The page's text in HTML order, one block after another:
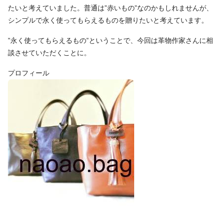
たいと考えていました。普通は”赤いもの”なのかもしれませんが、
シンプルで永く使ってもらえるものを贈りたいと考えています。
”永く使ってもらえるもの”ということで、今回は革物作家さんに相
談させていただくことに。
プロフィール